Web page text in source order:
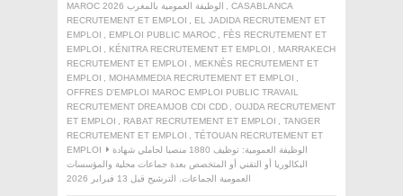
MAROC 2026 الوظيفة العمومية بالمغرب
, CASABLANCA
RECRUTEMENT ET EMPLOI , EL JADIDA RECRUTEMENT ET
EMPLOI , EMPLOI PUBLIC MAROC , FÈS RECRUTEMENT ET
EMPLOI , KÉNITRA RECRUTEMENT ET EMPLOI , MARRAKECH
RECRUTEMENT ET EMPLOI , MEKNÈS RECRUTEMENT ET
EMPLOI , MOHAMMEDIA RECRUTEMENT ET EMPLOI ,
OFFRES D'EMPLOI MAROC EMPLOI PUBLIC TRAVAIL
RECRUTEMENT DREAMJOB CDI CDD , OUJDA RECRUTEMENT
ET EMPLOI , RABAT RECRUTEMENT ET EMPLOI , TANGER
RECRUTEMENT ET EMPLOI , TÉTOUAN RECRUTEMENT ET
EMPLOI
الوظيفة العمومية: توظيف 1880 منصبا لحاملي شهادة
البكالوريا أو التقني أو المتخصص بعدة جماعات محلية والمؤسسات
العمومية الجماعات. الترشيح قبل 13 فبراير 2026